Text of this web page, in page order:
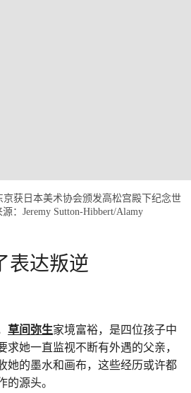
京获日本美术协会颁发高松宫殿下纪念世
：Jeremy Sutton-Hibbert/Alamy
表达叛逆
草间弥生家境富裕，是四位孩子中
求她一直监视不断有外遇的父亲，
她的墨水和画布，这些经历或许都
的源头。